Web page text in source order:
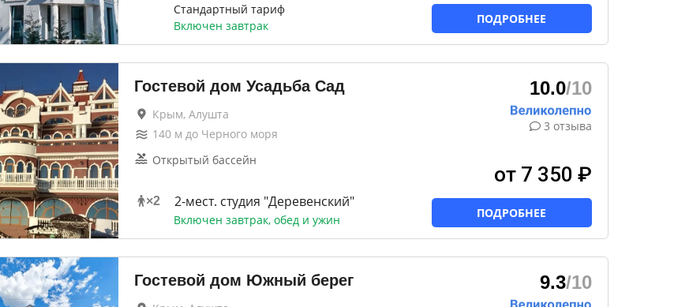
Стандартный тариф
Включен завтрак
ПОДРОБНЕЕ
Гостевой дом Усадьба Сад
Крым, Алушта
140м до Черного моря
Открытый бассейн
×2 2-мест. студия "Деревенский"
Включен завтрак, обед и ужин
10.0/10
3 отзыва
от 7 350 ₽
ПОДРОБНЕЕ
Гостевой дом Южный берег 9.3/10